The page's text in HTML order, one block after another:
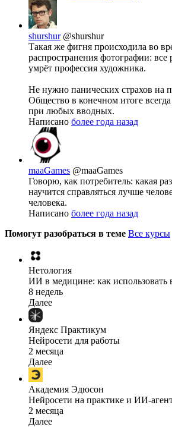
shurshur @shurshur
Такая же фигня происходила во
распространения фотографии: все
умрёт профессия художника.
Не нужно панических страхов на
Общество в конечном итоге всегда
при любых вводных.
Написано более года назад
maaGames @maaGames
Говорю, как потребитель: какая
научится справляться лучше
человека.
Написано более года назад
Помогут разобраться в теме Все курсы
Нетология
ИИ в медицине: как использовать
8 недель
Далее
Яндекс Практикум
Нейросети для работы
2 месяца
Далее
Академия Эдюсон
Нейросети на практике и ИИ-
2 месяца
Далее